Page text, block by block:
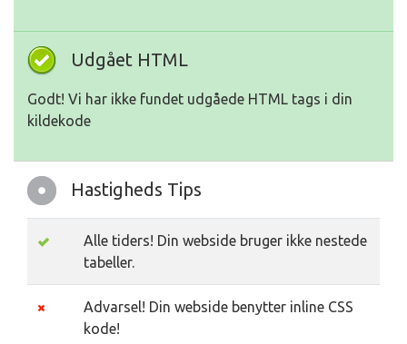
Udgået HTML
Godt! Vi har ikke fundet udgåede HTML tags i din
kildekode
Hastigheds Tips
Alle tiders! Din webside bruger ikke nestede
tabeller.
Advarsel! Din webside benytter inline CSS
kode!